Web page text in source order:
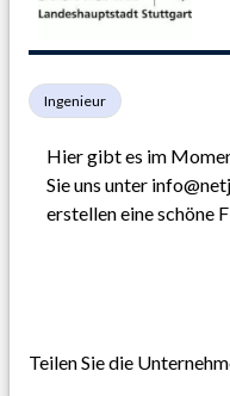
Ingenieur
Hier gibt es im
Sie uns unter
erstellen eine schöne
Teilen Sie die